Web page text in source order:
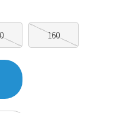
160